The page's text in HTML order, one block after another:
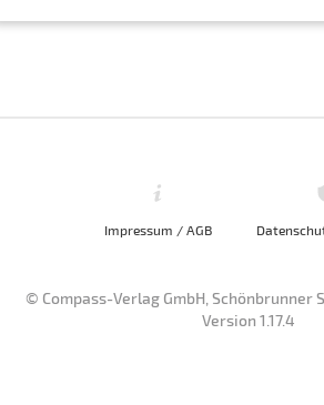
Impressum / AGB
© Compass-Verlag GmbH, Schönbrunner
Version 1.17.4